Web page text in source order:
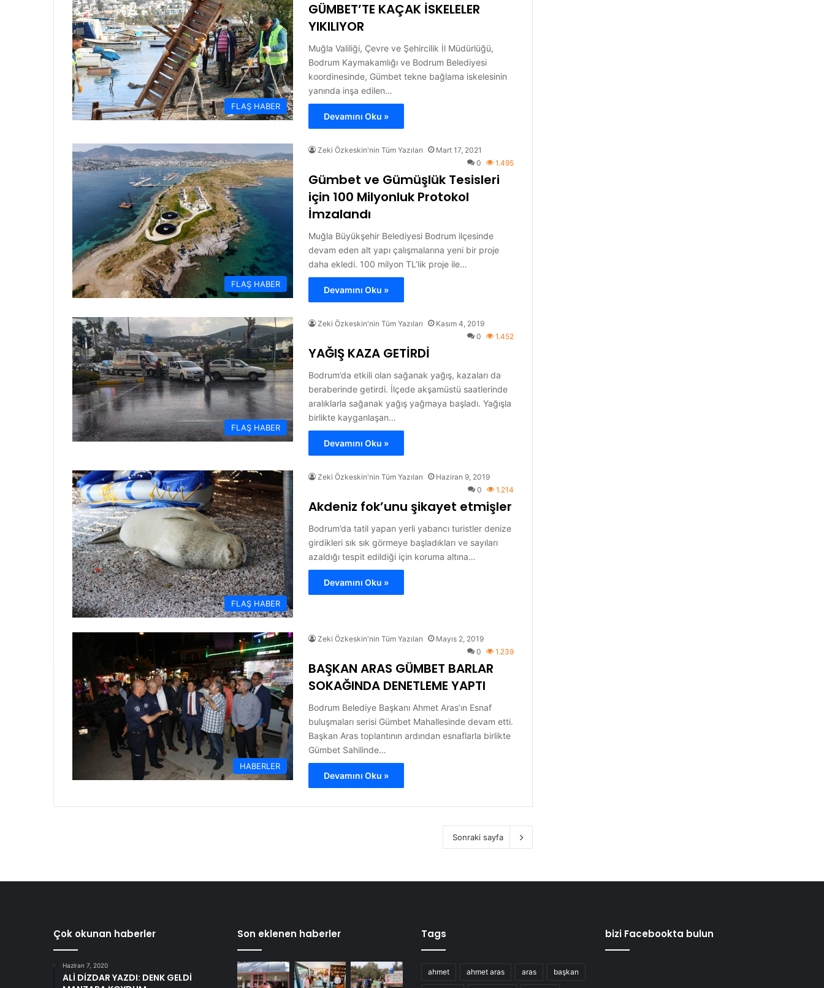
FLAŞ HABER
GÜMBET’TE KAÇAK İSKELELER
YIKILIYOR
Muğla Valiliği, Çevre ve Şehircilik İl Müdürlüğü,
Bodrum Kaymakamlığı ve Bodrum Belediyesi
koordinesinde, Gümbet tekne bağlama iskelesinin
yanında inşa edilen…
Devamını Oku »
FLAŞ HABER
Zeki Özkeskin'nin Tüm Yazıları
Mart 17, 2021
0
1.495
Gümbet ve Gümüşlük Tesisleri
için 100 Milyonluk Protokol
İmzalandı
Muğla Büyükşehir Belediyesi Bodrum ilçesinde
devam eden alt yapı çalışmalarına yeni bir proje
daha ekledi. 100 milyon TL’lik proje ile…
Devamını Oku »
FLAŞ HABER
Zeki Özkeskin'nin Tüm Yazıları
Kasım 4, 2019
0
1.452
YAĞIŞ KAZA GETİRDİ
Bodrum’da etkili olan sağanak yağış, kazaları da
beraberinde getirdi. İlçede akşamüstü saatlerinde
aralıklarla sağanak yağış yağmaya başladı. Yağışla
birlikte kayganlaşan…
Devamını Oku »
FLAŞ HABER
Zeki Özkeskin'nin Tüm Yazıları
Haziran 9, 2019
0
1.214
Akdeniz fok’unu şikayet etmişler
Bodrum’da tatil yapan yerli yabancı turistler denize
girdikleri sık sık görmeye başladıkları ve sayıları
azaldığı tespit edildiği için koruma altına…
Devamını Oku »
HABERLER
Zeki Özkeskin'nin Tüm Yazıları
Mayıs 2, 2019
0
1.239
BAŞKAN ARAS GÜMBET BARLAR
SOKAĞINDA DENETLEME YAPTI
Bodrum Belediye Başkanı Ahmet Aras’ın Esnaf
buluşmaları serisi Gümbet Mahallesinde devam etti.
Başkan Aras toplantının ardından esnaflarla birlikte
Gümbet Sahilinde…
Devamını Oku »
Sonraki sayfa
Çok okunan haberler
Haziran 7, 2020
ALİ DİZDAR YAZDI: DENK GELDİ
Son eklenen haberler Tags
ahmet ahmet aras aras başkan
bizi Facebookta bulun